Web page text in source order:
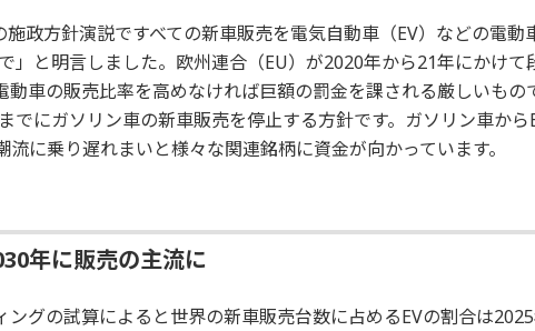
政方針演説ですべての新車販売を電気自動車（EV）などの電動
」と明言しました。欧州連合（EU）が2020年から21年にかけて
動車の販売比率を高めなければ巨額の罰金を課される厳しいもの
でにガソリン車の新車販売を停止する方針です。ガソリン車から
に乗り遅れまいと様々な関連銘柄に資金が向かっています。
年に販売の主流に
ングの試算によると世界の新車販売台数に占めるEVの割合は